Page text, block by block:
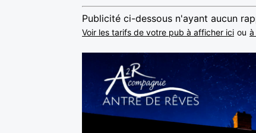
Publicité ci-dessous n'ayant aucun
Voir les tarifs de votre pub à afficher ici ou à